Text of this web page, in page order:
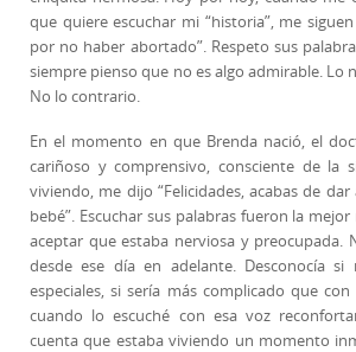
que quiere escuchar mi “historia”, me
por no haber abortado”. Respeto sus
siempre pienso que no es algo admirable. Lo
No lo contrario.
En el momento en que Brenda nació, el
cariñoso y comprensivo, consciente de la
viviendo, me dijo “Felicidades, acabas de
bebé”. Escuchar sus palabras fueron la
aceptar que estaba nerviosa y preocupada.
desde ese día en adelante. Desconocía si
especiales, si sería más complicado que
cuando lo escuché con esa voz
cuenta que estaba viviendo un momento